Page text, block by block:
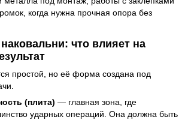
когда нужна прочная опора без
что влияет на
простой, но её форма создана под
(плита) — главная зона, где
ударных операций. Она должна быть